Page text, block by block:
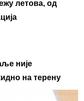
летова, од
није
на терену